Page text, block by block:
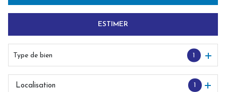
De l'immo pro
ESTIMER
Type de bien 1
1
Localisation